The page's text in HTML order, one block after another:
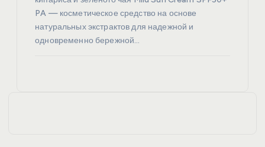
PA — косметическое средство на основе
натуральных экстрактов для надежной и
одновременно бережной…